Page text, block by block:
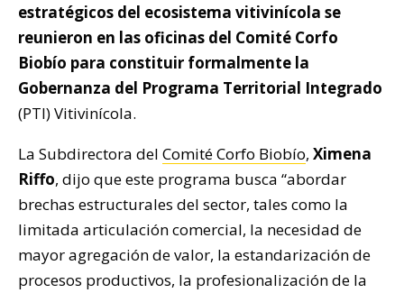
estratégicos del ecosistema vitivinícola se
reunieron en las oficinas del Comité Corfo
Biobío para constituir formalmente la
Gobernanza del Programa Territorial Integrado
(PTI) Vitivinícola.
La Subdirectora del Comité Corfo Biobío, Ximena
Riffo, dijo que este programa busca “abordar
brechas estructurales del sector, tales como la
limitada articulación comercial, la necesidad de
mayor agregación de valor, la estandarización de
procesos productivos, la profesionalización de la